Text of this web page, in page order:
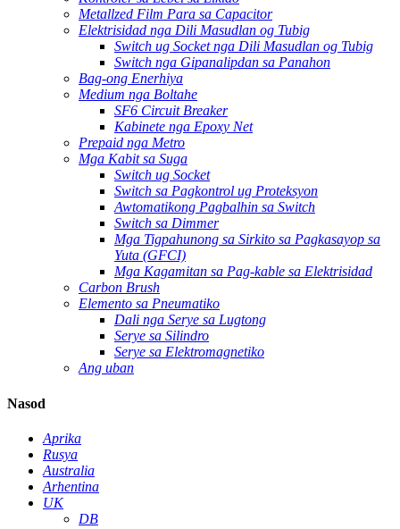
Metallzed Film Para sa Capacitor
Elektrisidad nga Dili Masudlan og Tubig
Switch ug Socket nga Dili Masudlan og Tubig
Switch nga Gipanalipdan sa Panahon
Bag-ong Enerhiya
Medium nga Boltahe
SF6 Circuit Breaker
Kabinete nga Epoxy Net
Prepaid nga Metro
Mga Kabit sa Suga
Switch ug Socket
Switch sa Pagkontrol ug Proteksyon
Awtomatikong Pagbalhin sa Switch
Switch sa Dimmer
Mga Tigpahunong sa Sirkito sa Pagkasayop sa
Yuta (GFCI)
Mga Kagamitan sa Pag-kable sa Elektrisidad
Carbon Brush
Elemento sa Pneumatiko
Dali nga Serye sa Lugtong
Serye sa Silindro
Serye sa Elektromagnetiko
Ang uban
Nasod
Aprika
Rusya
Australia
Arhentina
UK
DB